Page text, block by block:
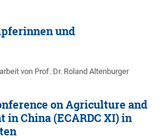
und
von Prof. Dr. Roland Altenburger
on Agriculture and
in China (ECARDC XI) in